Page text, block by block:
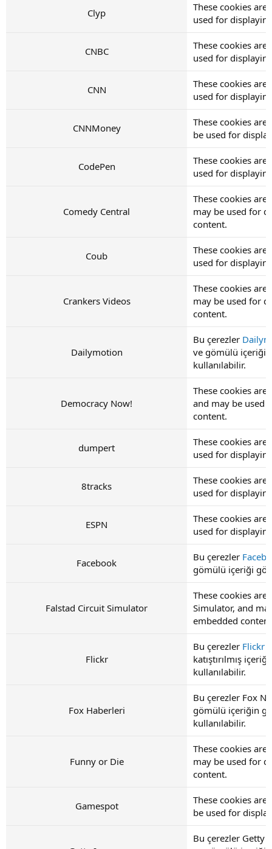
Clyp
These cookies are
used for
CNBC
These cookies are
used for
CNN
These cookies are
used for
CNNMoney
These cookies are
be used for
CodePen
These cookies are
used for
Comedy Central
These cookies are
may be used for
content.
Coub
These cookies are
used for
Crankers Videos
These cookies are
may be used for
content.
Dailymotion
Bu çerezler
ve gömülü içeriği
kullanılabilir.
Democracy Now!
These cookies
and may be used
content.
dumpert
These cookies
used for
8tracks
These cookies
used for
ESPN
These cookies are
used for
Facebook Bu çerezler
gömülü içeriği
Falstad Circuit Simulator
These cookies are
Simulator, and
embedded
Flickr
Bu çerezler Flickr
katıştırılmış
kullanılabilir.
Fox Haberleri
Bu çerezler Fox
gömülü içeriğin
kullanılabilir.
Funny or Die
These cookies
may be used for
content.
Gamespot
These cookies
be used for
Bu çerezler Getty